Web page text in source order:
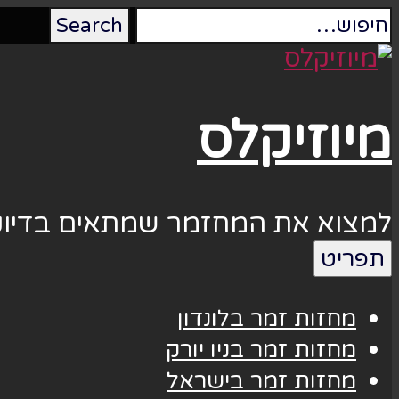
מיוזיקלס
למצוא את המחזמר שמתאים
תפריט
מחזות זמר בלונדון
מחזות זמר בניו יורק
מחזות זמר בישראל